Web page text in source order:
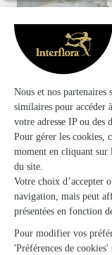
L’atelier Flo’real
Charmes
★★★★★4.7 (59)
22, rue Maurice Barrès
Voir la boutique